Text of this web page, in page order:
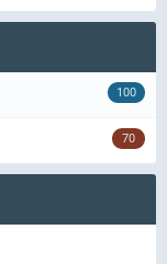
100
70